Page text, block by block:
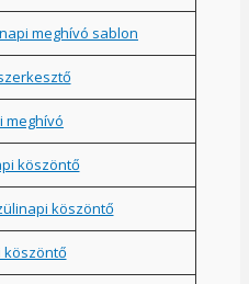
meghívó sablon
meghívó
köszöntő
köszöntő
köszöntő